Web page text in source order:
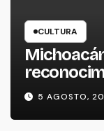
CULTURA
Nacional
5 AGOSTO,